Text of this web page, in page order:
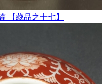
【藏品之十七】